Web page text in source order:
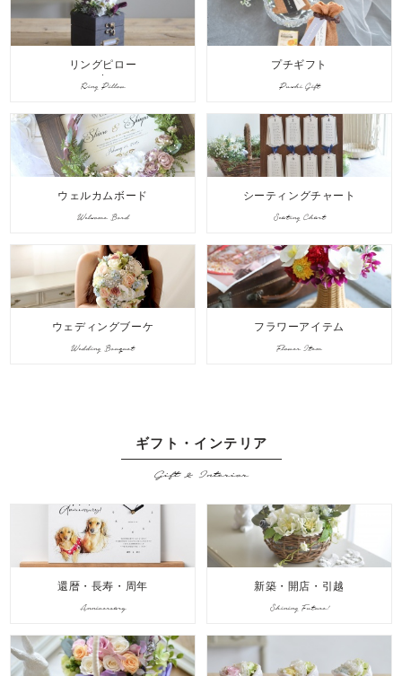
リングピロー
Ring Pillow
プチギフト
Puchi Gift
ウェルカムボード
Welcome Bord
シーティングチャート
Seating Chart
ウェディングブーケ
Wedding Bouquet
フラワーアイテム
Flower Item
ギフト・インテリア
Gift & Interior
還暦・長寿・周年
Anniversary
新築・開店・引越
Shining Future!